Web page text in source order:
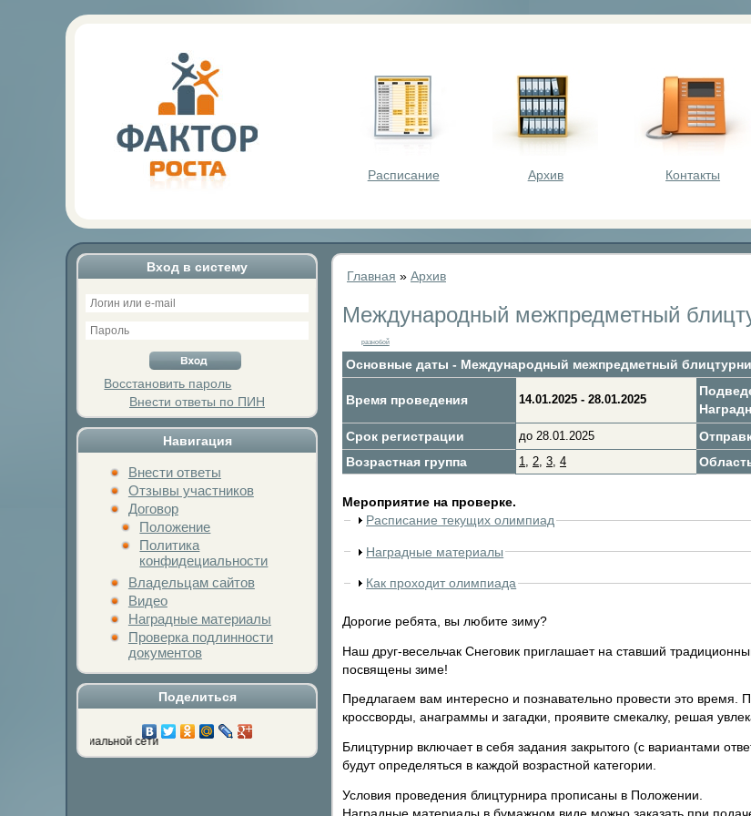
Расписание Архив Контакты
Вход в систему
Восстановить пароль
Внести ответы по ПИН
Навигация
Внести ответы
Отзывы участников
Договор
Положение
Политика
конфидециальности
Владельцам сайтов
Видео
Наградные материалы
Проверка подлинности
документов
Поделиться
любимой социальной сети
Главная » Архив
Международный межпредметный
разнобой
Основные даты - Международный межпредметный
Время проведения 14.01.2025 - 28.01.2025
Срок регистрации до 28.01.2025
Возрастная группа 1, 2, 3, 4
Мероприятие на проверке.
Расписание текущих олимпиад
Наградные материалы
Как проходит олимпиада
Дорогие ребята, вы любите зиму?
Наш друг-весельчак Снеговик приглашает на ставший
посвящены зиме!
Предлагаем вам интересно и познавательно провести это время.
кроссворды, анаграммы и загадки, проявите смекалку, решая
Блицтурнир включает в себя задания закрытого (с вариантами
будут определяться в каждой возрастной категории.
Условия проведения блицтурнира прописаны в Положении.